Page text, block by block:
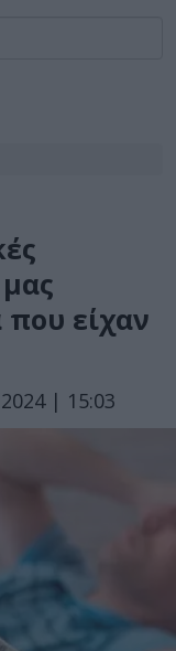
είχαν
| 15:03